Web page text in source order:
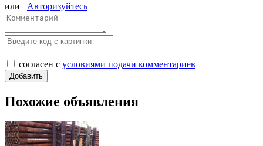
или Авторизуйтесь
согласен с условиями подачи комментариев
Похожие объявления